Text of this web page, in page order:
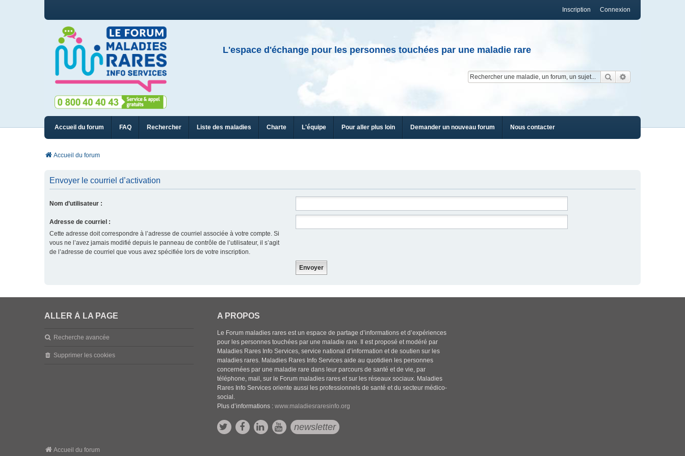
Connexion
Inscription
L'espace d'échange pour les personnes touchées par une maladie rare
Rechercher
Accueil du forum FAQ Rechercher Liste des maladies Charte L'équipe Pour aller plus loin Demander un nouveau forum Nous contacter
Accueil du forum
Envoyer le courriel d’activation
Nom d’utilisateur :
Adresse de courriel :
Cette adresse doit correspondre à l’adresse de courriel associée à votre compte. Si
vous ne l’avez jamais modifié depuis le panneau de contrôle de l’utilisateur, il s’agit
de l’adresse de courriel que vous avez spécifiée lors de votre inscription.
ALLER À LA PAGE
Recherche avancée
Supprimer les cookies
A PROPOS
Le Forum maladies rares est un espace de partage d’informations et d’expériences
pour les personnes touchées par une maladie rare. Il est proposé et modéré par
Maladies Rares Info Services, service national d’information et de soutien sur les
maladies rares. Maladies Rares Info Services aide au quotidien les personnes
concernées par une maladie rare dans leur parcours de santé et de vie, par
téléphone, mail, sur le Forum maladies rares et sur les réseaux sociaux. Maladies
Rares Info Services oriente aussi les professionnels de santé et du secteur médico-
social.
Plus d’informations :www.maladiesraresinfo.org
newsletter
Accueil du forum